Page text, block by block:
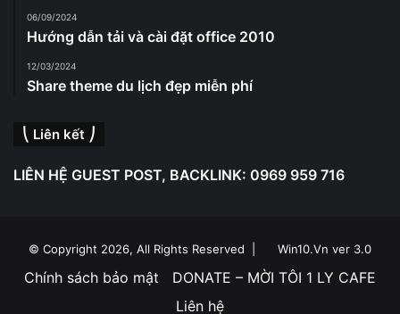
06/09/2024
Hướng dẫn tải và cài đặt office 2010
12/03/2024
Share theme du lịch đẹp miễn phí
⎝ Liên kết ⎠
LIÊN HỆ GUEST POST, BACKLINK: 0969 959 716
© Copyright 2026, All Rights Reserved | Win10.Vn ver 3.0
Chính sách bảo mật
DONATE – MỜI TÔI 1 LY CAFE
Liên hệ